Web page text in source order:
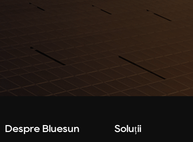
Despre Bluesun Soluții